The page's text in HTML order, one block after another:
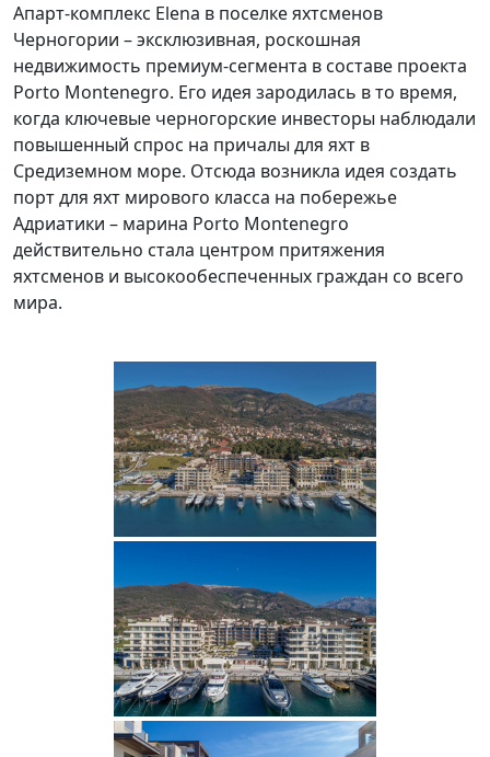
Апарт-комплекс Elena в поселке яхтсменов
Черногории – эксклюзивная, роскошная
недвижимость премиум-сегмента в составе проекта
Porto Montenegro. Его идея зародилась в то время,
когда ключевые черногорские инвесторы наблюдали
повышенный спрос на причалы для яхт в
Средиземном море. Отсюда возникла идея создать
порт для яхт мирового класса на побережье
Адриатики – марина Porto Montenegro
действительно стала центром притяжения
яхтсменов и высокообеспеченных граждан со всего
мира.